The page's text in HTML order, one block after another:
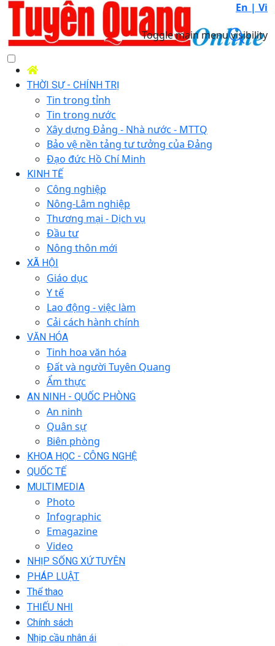
En | Vi
Toggle main menu visibility
THỜI SỰ - CHÍNH TRỊ
Tin trong tỉnh
Tin trong nước
Xây dựng Đảng - Nhà nước - MTTQ
Bảo vệ nền tảng tư tưởng của Đảng
Đạo đức Hồ Chí Minh
KINH TẾ
Công nghiệp
Nông-Lâm nghiệp
Thương mại - Dịch vụ
Đầu tư
Nông thôn mới
XÃ HỘI
Giáo dục
Y tế
Lao động - việc làm
Cải cách hành chính
VĂN HÓA
Tinh hoa văn hóa
Đất và người Tuyên Quang
Ẩm thực
AN NINH - QUỐC PHÒNG
An ninh
Quân sự
Biên phòng
KHOA HỌC - CÔNG NGHỆ
QUỐC TẾ
MULTIMEDIA
Photo
Infographic
Emagazine
Video
NHỊP SỐNG XỨ TUYÊN
PHÁP LUẬT
Thể thao
THIẾU NHI
Chính sách
Nhịp cầu nhân ái